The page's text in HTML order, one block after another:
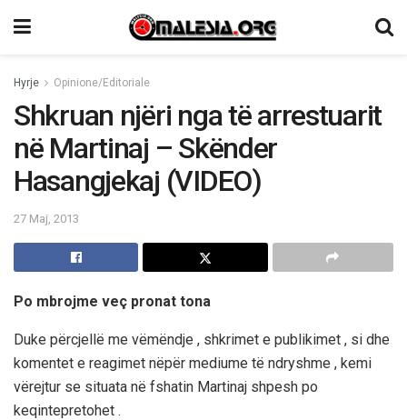
Hyrje Opinione/Editoriale
Shkruan njëri nga të arrestuarit
në Martinaj – Skënder
Hasangjekaj (VIDEO)
27 Maj, 2013
Po mbrojme veç pronat tona
Duke përcjellë me vëmëndje , shkrimet e publikimet , si dhe
komentet e reagimet nëpër mediume të ndryshme , kemi
vërejtur se situata në fshatin Martinaj shpesh po
keqintepretohet .